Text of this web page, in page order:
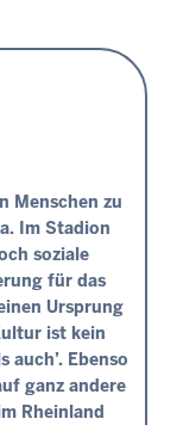
Menschen zu
Im Stadion
soziale
für das
Ursprung
ist kein
auch’. Ebenso
ganz andere
Rheinland